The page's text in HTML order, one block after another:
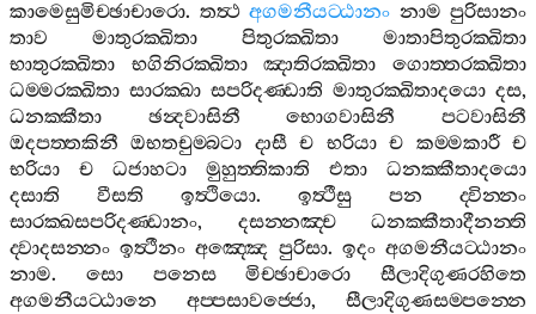
කාමෙසුමිච‍්ඡාචාරො. තත්‍ථ අගමනීයට‍්ඨානං නාම පුරිසානං
තාව
මාතුරක‍්ඛිතා පිතුරක‍්ඛිතා
මාතාපිතුරක‍්ඛිතා
භාතුරක‍්ඛිතා
භගිනිරක‍්ඛිතා ඤාතිරක‍්ඛිතා
ගොත‍්තරක‍්ඛිතා
ධම‍්මරක‍්ඛිතා සාරක‍්ඛා සපරිදණ‍්ඩාති මාතුරක‍්ඛිතාදයො දස,
ධනක‍්කීතා
ඡන්‍දවාසිනී භොගවාසිනී
පටවාසිනී
ඔදපත‍්තකිනී
ඔභතචුම‍්බටා දාසී ච භරියා ච කම‍්මකාරී ච
භරියා
ච ධජාහටා මුහුත‍්තිකාති එතා
ධනක‍්කීතාදයො
දසාති
වීසති ඉත්‍ථියො. ඉත්‍ථීසු පන
ද‍්වින‍්නං
සාරක‍්ඛසපරිදණ‍්ඩානං, දසන‍්නඤ‍්ච
ධනක‍්කීතාදීනන‍්ති
ද‍්වාදසන‍්නං ඉත්‍ථීනං අඤ‍්ඤෙ පුරිසා. ඉදං අගමනීයට‍්ඨානං
නාම. සො පනෙස මිච‍්ඡාචාරො
සීලාදිගුණරහිතෙ
අගමනීයට‍්ඨානෙ
අප‍්පසාවජ‍්ජො, සීලාදිගුණසම‍්පන‍්නෙ